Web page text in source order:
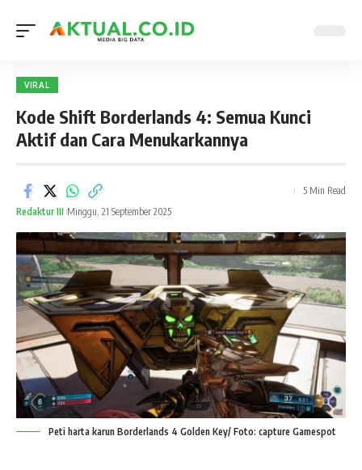
VIRAL
Kode Shift Borderlands 4: Semua Kunci
Aktif dan Cara Menukarkannya
Redaktur III Minggu, 21 September 2025
5 Min Read
Peti harta karun Borderlands 4 Golden Key/ Foto: capture Gamespot